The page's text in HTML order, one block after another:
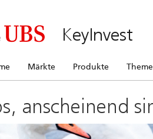
KeyInvest
Märkte Produkte
anscheinend